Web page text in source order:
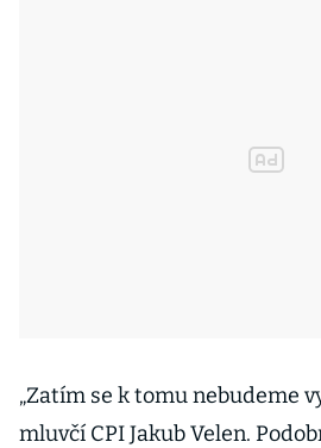
„Zatím se k tomu nebudeme
mluvčí CPI Jakub Velen.